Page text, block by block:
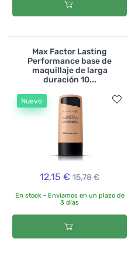
Max Factor Lasting
Performance base de
maquillaje de larga
duración 10...
Nuevo
12,15 € 15,78 €
En stock - Enviamos en un plazo de
3 días